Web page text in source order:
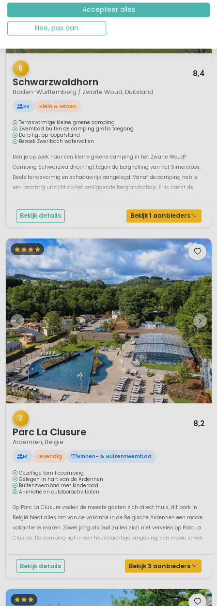
1 / 7
6
Schwarzwaldhorn
8,4
Baden-Württemberg / Zwarte Woud, Duitsland
XS Klein & Groen
Terrasvormige kleine groene camping
Zwembad buiten de camping gratis toegang
Dorp ligt op loopafstand
Bezoek Zweribach watervallen
Ben je op zoek naar een kleine groene camping in het Zwarte Woud?
Camping Schwarzwaldhorn ligt tegen de berghelling van het Simonsbos.
Deels terrasvormig en schaduwrijk aangelegd. Vanaf de camping heb je
een prachtig uitzicht op het omliggende berglandschap. Er is naast de
van cam...
Bekijk details Bekijk 1 aanbieders
1 / 12
7
Parc La Clusure
8,2
Ardennen, België
M Levendig Binnen- & Buitenzwembad
Gezellige familiecamping
Gelegen in hart van de Ardennen
Buitenzwembad met kinderbad
Animatie en outdooractiviteiten
Op Parc La Clusure voelen de meeste gasten zich direct thuis, dit park in
België biedt alles om van de vakantie in de Belgische Ardennen een mooie
vakantie te maken. Zowel jong als oud zullen zich niet vervelen op Parc La
Clusure. De camping ligt in een heuvelachtige omgeving, een mooie streek
Bekijk details Bekijk 3 aanbieders
Accepteer alles
Nee, pas aan